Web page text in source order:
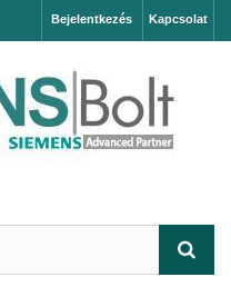
Kapcsolat
Bejelentkezés